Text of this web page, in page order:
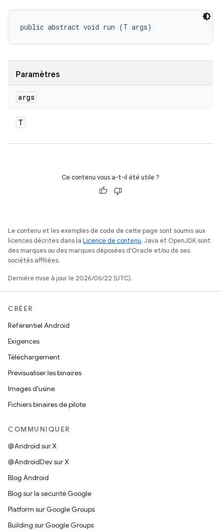
public abstract void run (T args)
Paramètres
args
T
Ce contenu vous a-t-il été utile ?
Le contenu et les exemples de code de cette page sont soumis aux
licences décrites dans la Licence de contenu. Java et OpenJDK sont
des marques ou des marques déposées d'Oracle et/ou de ses
sociétés affiliées.
Dernière mise à jour le 2026/06/22 (UTC).
CRÉER
Référentiel Android
Exigences
Téléchargement
Prévisualiser les binaires
Images d'usine
Fichiers binaires de pilote
COMMUNIQUER
@Android sur X
@AndroidDev sur X
Blog Android
Blog sur la sécurité Google
Platform sur Google Groups
Building sur Google Groups